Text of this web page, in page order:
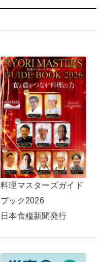
料理マスターズガイド
ブック2026
日本食糧新聞発行